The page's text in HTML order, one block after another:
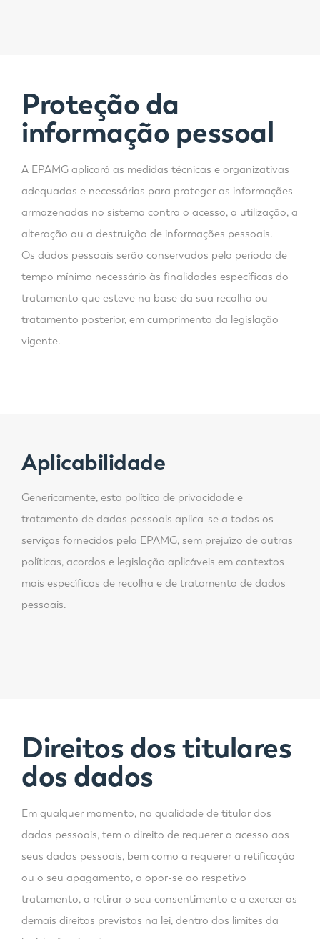
Proteção da
informação pessoal
A EPAMG aplicará as medidas técnicas e organizativas
adequadas e necessárias para proteger as informações
armazenadas no sistema contra o acesso, a utilização, a
alteração ou a destruição de informações pessoais.
Os dados pessoais serão conservados pelo período de
tempo mínimo necessário às finalidades específicas do
tratamento que esteve na base da sua recolha ou
tratamento posterior, em cumprimento da legislação
vigente.
Aplicabilidade
Genericamente, esta política de privacidade e
tratamento de dados pessoais aplica-se a todos os
serviços fornecidos pela EPAMG, sem prejuízo de outras
políticas, acordos e legislação aplicáveis em contextos
mais específicos de recolha e de tratamento de dados
pessoais.
Direitos dos titulares
dos dados
Em qualquer momento, na qualidade de titular dos
dados pessoais, tem o direito de requerer o acesso aos
seus dados pessoais, bem como a requerer a retificação
ou o seu apagamento, a opor-se ao respetivo
tratamento, a retirar o seu consentimento e a exercer os
demais direitos previstos na lei, dentro dos limites da